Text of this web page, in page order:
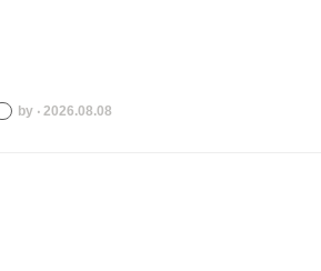
by ‧ 2026.08.08